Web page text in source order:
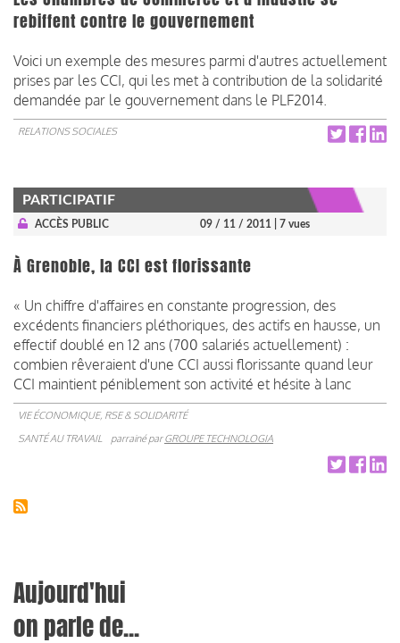
rebiffent contre le gouvernement
Voici un exemple des mesures parmi d'autres actuellement
prises par les CCI, qui les met à contribution de la solidarité
demandée par le gouvernement dans le PLF2014.
RELATIONS SOCIALES
PARTICIPATIF
ACCÈS PUBLIC 09 / 11 / 2011 | 7 vues
À Grenoble, la CCI est florissante
« Un chiffre d'affaires en constante progression, des
excédents financiers pléthoriques, des actifs en hausse, un
effectif doublé en 12 ans (700 salariés actuellement) :
combien rêveraient d'une CCI aussi florissante quand leur
CCI maintient péniblement son activité et hésite à lanc
VIE ÉCONOMIQUE, RSE & SOLIDARITÉ
SANTÉ AU TRAVAIL
parrainé parGROUPE TECHNOLOGIA
Aujourd'hui
on parle de...